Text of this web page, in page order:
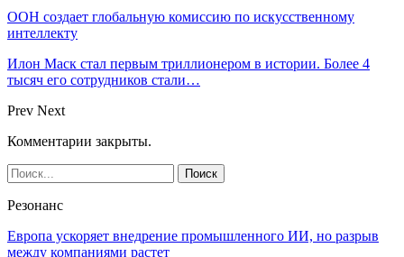
ООН создает глобальную комиссию по искусственному
интеллекту
Илон Маск стал первым триллионером в истории. Более 4
тысяч его сотрудников стали…
Prev Next
Комментарии закрыты.
Резонанс
Европа ускоряет внедрение промышленного ИИ, но разрыв
между компаниями растет